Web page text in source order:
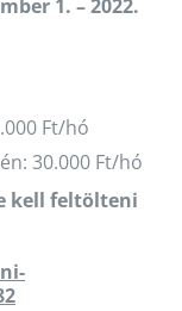
1. – 2022.
Ft/hó
30.000 Ft/hó
kell feltölteni